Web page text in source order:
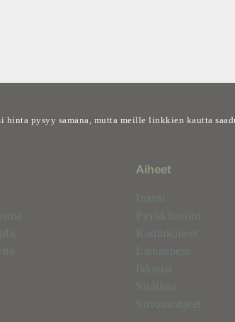
pysyy samana, mutta meille linkkien kautta
Aiheet